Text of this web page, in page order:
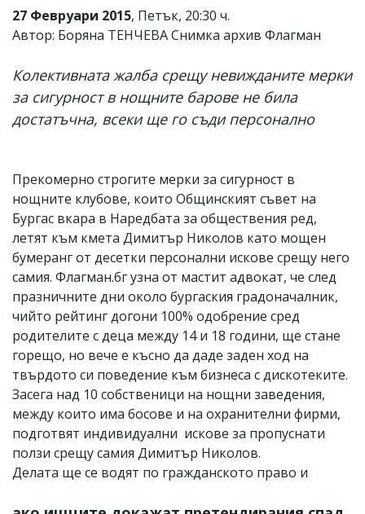
за
Ако
обиден
за
вас
коментар,
моля
27 Февруари 2015, Петък, 20:30 ч.
Автор: Боряна ТЕНЧЕВА Снимка архив Флагман
Колективната жалба срещу невижданите мерки
за сигурност в нощните барове не била
достатъчна, всеки ще го съди персонално
Прекомерно строгите мерки за сигурност в
нощните клубове, които Общинският съвет на
Бургас вкара в Наредбата за обществения ред,
летят към кмета Димитър Николов като мощен
бумеранг от десетки персонални искове срещу него
самия. Флагман.бг узна от мастит адвокат, че след
празничните дни около бургаския градоначалник,
чийто рейтинг догони 100% одобрение сред
родителите с деца между 14 и 18 години, ще стане
горещо, но вече е късно да даде заден ход на
твърдото си поведение към бизнеса с дискотеките.
Засега над 10 собственици на нощни заведения,
между които има босове и на охранителни фирми,
подготвят индивидуални искове за пропуснати
ползи срещу самия Димитър Николов.
Делата ще се водят по гражданското право и